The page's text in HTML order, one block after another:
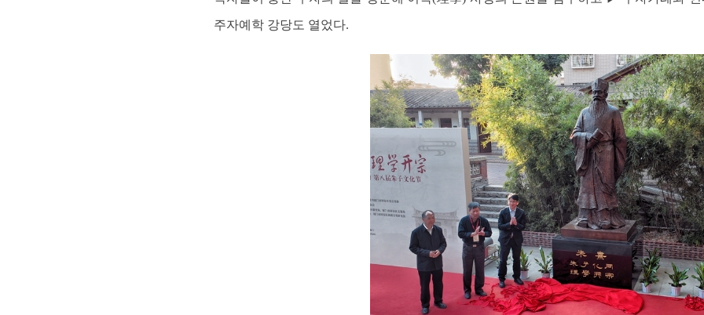
주자예학 강당도 열었다.